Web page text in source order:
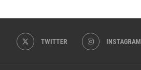
TWITTER INSTAGRAM